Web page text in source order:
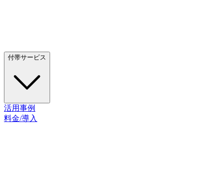
付帯サービス
活用事例
料金/導入